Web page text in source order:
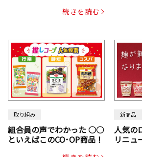
続きを読む
じん
取り組み
組合員の声でわかった ○○
といえばこのCO･OP商品！
新商品
人気の
リニュ